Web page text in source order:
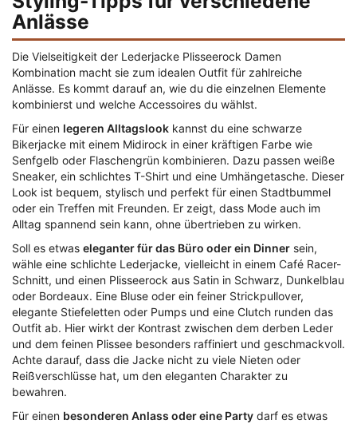
Anlässe
Die Vielseitigkeit der Lederjacke Plisseerock Damen
Kombination macht sie zum idealen Outfit für zahlreiche
Anlässe. Es kommt darauf an, wie du die einzelnen Elemente
kombinierst und welche Accessoires du wählst.
Für einen legeren Alltagslook kannst du eine schwarze
Bikerjacke mit einem Midirock in einer kräftigen Farbe wie
Senfgelb oder Flaschengrün kombinieren. Dazu passen weiße
Sneaker, ein schlichtes T-Shirt und eine Umhängetasche. Dieser
Look ist bequem, stylisch und perfekt für einen Stadtbummel
oder ein Treffen mit Freunden. Er zeigt, dass Mode auch im
Alltag spannend sein kann, ohne übertrieben zu wirken.
Soll es etwas eleganter für das Büro oder ein Dinner sein,
wähle eine schlichte Lederjacke, vielleicht in einem Café Racer-
Schnitt, und einen Plisseerock aus Satin in Schwarz, Dunkelblau
oder Bordeaux. Eine Bluse oder ein feiner Strickpullover,
elegante Stiefeletten oder Pumps und eine Clutch runden das
Outfit ab. Hier wirkt der Kontrast zwischen dem derben Leder
und dem feinen Plissee besonders raffiniert und geschmackvoll.
Achte darauf, dass die Jacke nicht zu viele Nieten oder
Reißverschlüsse hat, um den eleganten Charakter zu
bewahren.
Für einen besonderen Anlass oder eine Party darf es etwas